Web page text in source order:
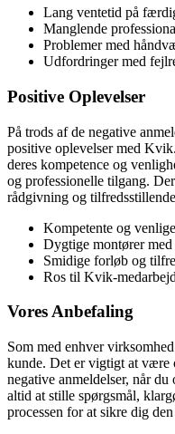
Lang ventetid på
Manglende
Problemer med
Udfordringer med
Positive Oplevelser
På trods af de negative
positive oplevelser med
deres kompetence og
og professionelle tilgang.
rådgivning og
Kompetente og
Dygtige montører
Smidige forløb og
Ros til Kvik-
Vores Anbefaling
Som med enhver
kunde. Det er vigtigt at være
negative anmeldelser, når
altid at stille spørgsmål,
processen for at sikre dig